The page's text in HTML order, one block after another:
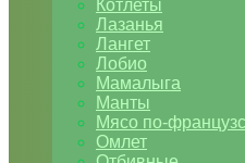
Котлеты
Лазанья
Лангет
Лобио
Мамалыга
Манты
Мясо по-
Омлет